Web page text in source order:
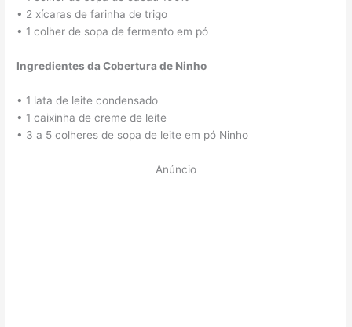
• 2 xícaras de farinha de trigo
• 1 colher de sopa de fermento em pó
Ingredientes da Cobertura de Ninho
• 1 lata de leite condensado
• 1 caixinha de creme de leite
• 3 a 5 colheres de sopa de leite em pó Ninho
Anúncio